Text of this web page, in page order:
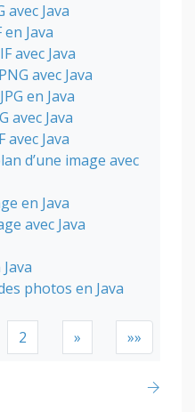
avec Java
Java
avec Java
avec Java
en Java
avec Java
avec Java
d’une image avec
en Java
avec Java
photos en Java
2 » »»